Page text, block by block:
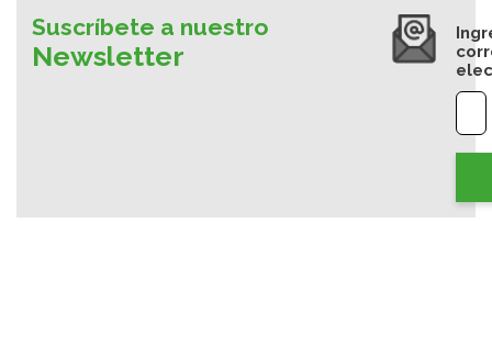
Suscríbete a nuestro
Newsletter